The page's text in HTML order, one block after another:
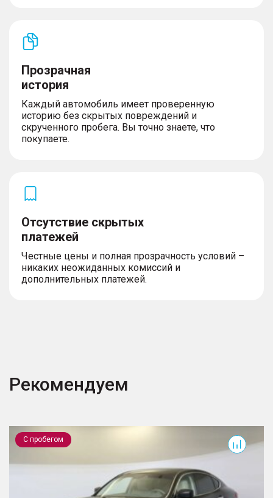
Прозрачная
история
Каждый автомобиль имеет проверенную
историю без скрытых повреждений и
скрученного пробега. Вы точно знаете, что
покупаете.
Отсутствие скрытых
платежей
Честные цены и полная прозрачность условий –
никаких неожиданных комиссий и
дополнительных платежей.
Рекомендуем
С пробегом